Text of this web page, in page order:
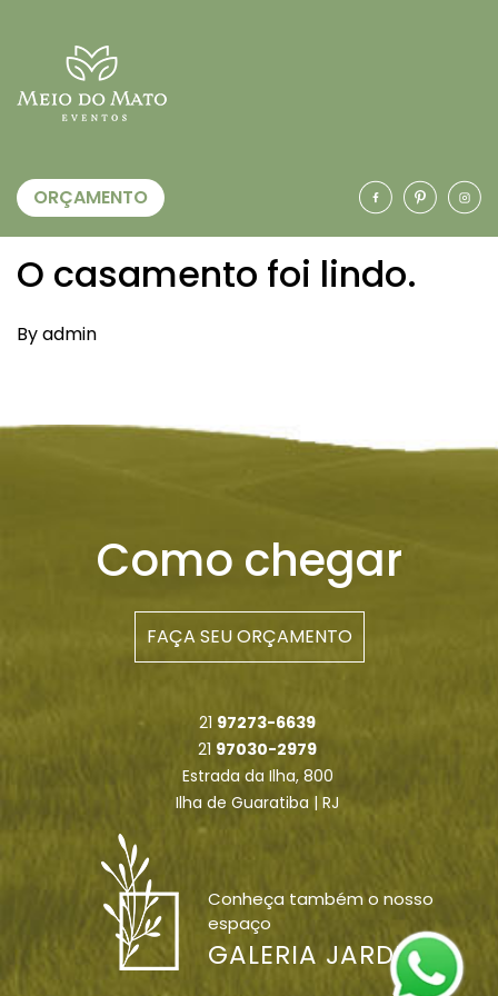
ORÇAMENTO
O casamento foi lindo.
By admin
Como chegar
FAÇA SEU ORÇAMENTO
21 97273-6639
21 97030-2979
Estrada da Ilha, 800
Ilha de Guaratiba | RJ
Conheça também o nosso
espaço
GALERIA JARDIM